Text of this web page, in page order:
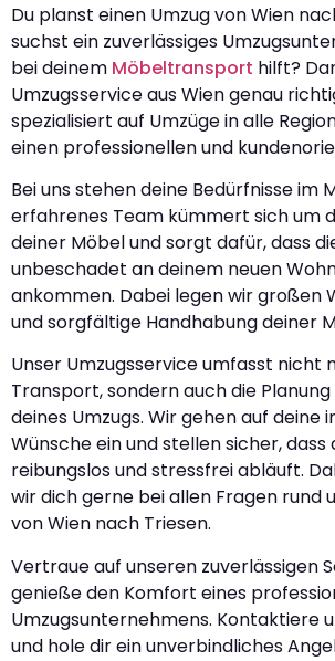
Du planst einen Umzug von Wien
suchst ein zuverlässiges
bei deinem Möbeltransport hilft?
Umzugsservice aus Wien genau
spezialisiert auf Umzüge in alle
einen professionellen und
Bei uns stehen deine Bedürfnisse im
erfahrenes Team kümmert sich um
deiner Möbel und sorgt dafür, dass
unbeschadet an deinem neuen
ankommen. Dabei legen wir großen
und sorgfältige Handhabung deiner
Unser Umzugsservice umfasst nicht
Transport, sondern auch die
deines Umzugs. Wir gehen auf deine
Wünsche ein und stellen sicher, dass
reibungslos und stressfrei abläuft.
wir dich gerne bei allen Fragen rund
von Wien nach Triesen.
Vertraue auf unseren zuverlässigen
genieße den Komfort eines
Umzugsunternehmens. Kontaktiere
und hole dir ein unverbindliches